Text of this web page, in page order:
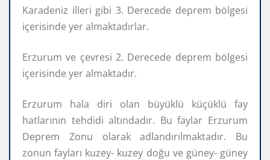
Karadeniz illeri gibi 3. Derecede deprem bölgesi
içerisinde yer almaktadırlar.
Erzurum ve çevresi 2. Derecede deprem bölgesi
içerisinde yer almaktadır.
Erzurum hala diri olan büyüklü küçüklü fay
hatlarının tehdidi altındadır. Bu faylar Erzurum
Deprem Zonu olarak adlandırılmaktadır. Bu
zonun fayları kuzey- kuzey doğu ve güney- güney